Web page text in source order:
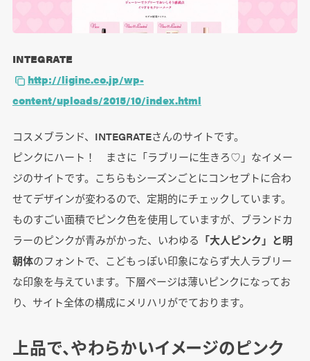
INTEGRATE
http://liginc.co.jp/wp-
content/uploads/2015/10/index.html
コスメブランド、INTEGRATEさんのサイトです。
ピンクにハート！ まさに「ラブリーに生きろ♡」なイメー
ジのサイトです。こちらもシーズンごとにコンセプトに合わ
せてデザインが変わるので、定期的にチェックしています。
ものすごい面積でピンク色を使用していますが、ブランドカ
ラーのピンクが青みがかった、いわゆる 「大人ピンク」と明
朝体のフォントで、こどもっぽい印象にならず大人ラブリー
な印象を与えています。下層ページは薄いピンクになってお
り、サイト全体の構成にメリハリがでております。
上品で、やわらかいイメージのピンク